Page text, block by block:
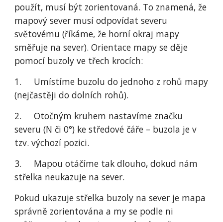
použít, musí být zorientovaná. To znamená, že
mapový sever musí odpovídat severu
světovému (říkáme, že horní okraj mapy
směřuje na sever). Orientace mapy se děje
pomocí buzoly ve třech krocích:
1.     Umístíme buzolu do jednoho z rohů mapy
(nejčastěji do dolních rohů).
2.     Otočným kruhem nastavíme značku
severu (N či 0°) ke středové čáře – buzola je v
tzv. výchozí pozici.
3.     Mapou otáčíme tak dlouho, dokud nám
střelka neukazuje na sever.
Pokud ukazuje střelka buzoly na sever je mapa
správně zorientována a my se podle ni